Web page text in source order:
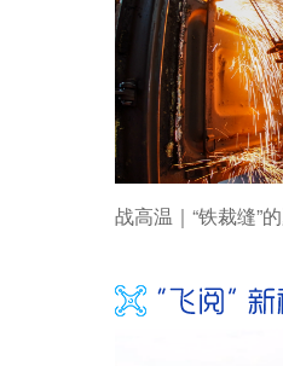
战高温｜“铁裁缝”